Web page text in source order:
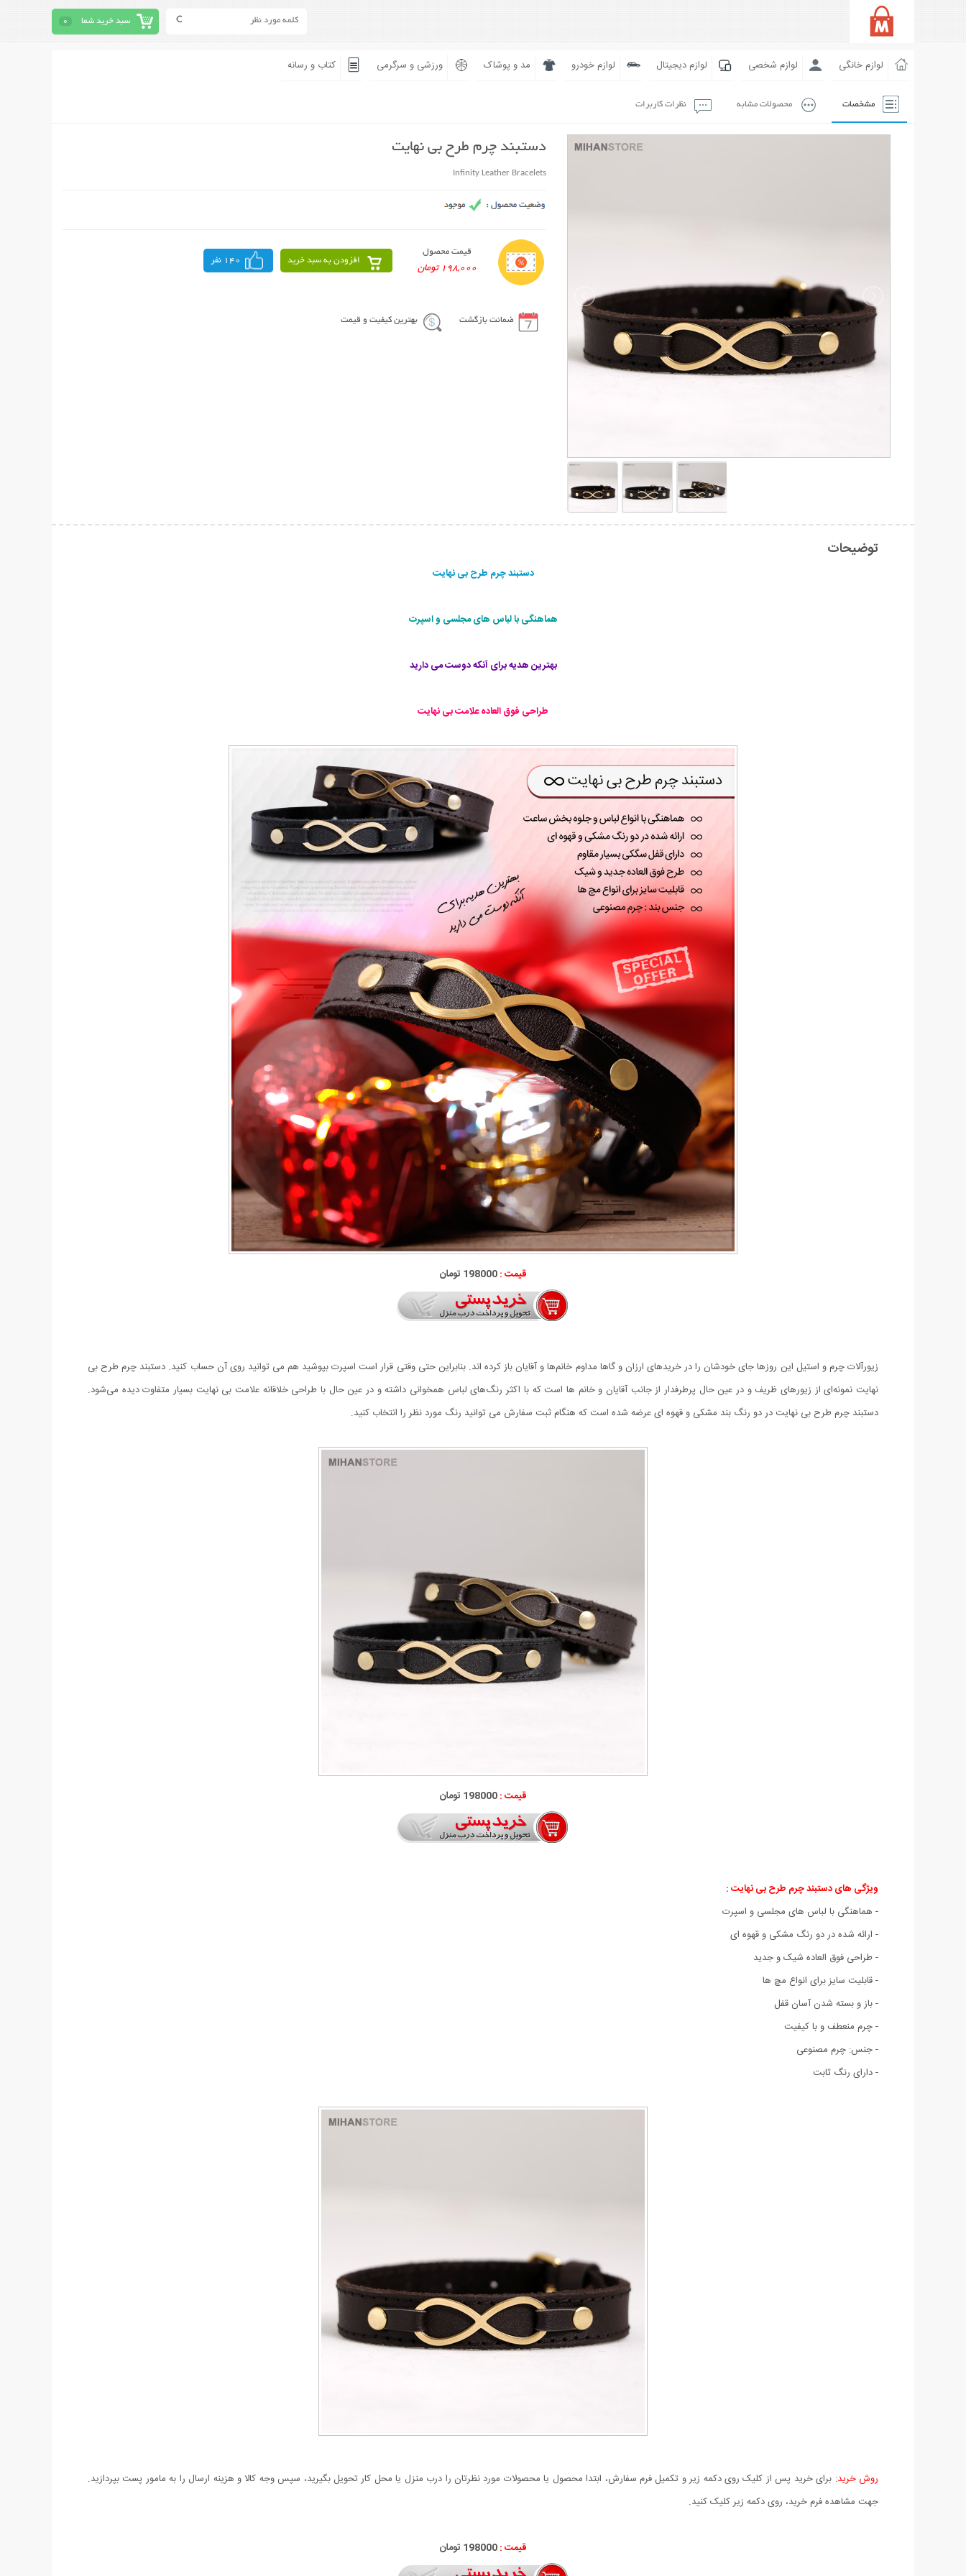
سبد خرید شما 0
لوازم خانگی لوازم شخصی لوازم دیجیتال لوازم خودرو مد و پوشاک ورزشی و سرگرمی کتاب و رسانه
مشخصات محصولات مشابه نظرات کاربرات
دستبند چرم طرح بی نهایت
Infinity Leather Bracelets
قیمت محصول
198,000 تومان
افزودن به سبد خرید 140 نفر
ضمانت بازگشت بهترین کیفیت و قیمت
توضیحات
دستبند چرم طرح بی نهایت
هماهنگی با لباس های مجلسی و اسپرت
بهترین هدیه برای آنکه دوست می دارید
طراحی فوق العاده علامت بی نهایت
قیمت :198000 تومان
زیورآلات چرم و استیل این روزها جای خودشان را در خریدهای ارزان و گاها مداوم خانم‌ها و آقایان باز کرده اند. بنابراین حتی وقتی قرار است اسپرت بپوشید هم می توانید روی آن حساب کنید. دستبند چرم طرح بی
نهایت نمونه‌ای از زیورهای ظریف و در عین حال پرطرفدار از جانب آقایان و خانم ها است که با اکثر رنگ‌های لباس همخوانی داشته و در عین حال با طراحی خلاقانه علامت بی نهایت بسیار متفاوت دیده می‌شود.
دستبند چرم طرح بی نهایت در دو رنگ بند مشکی و قهوه ای عرضه شده است که هنگام ثبت سفارش می توانید رنگ مورد نظر را انتخاب کنید.
قیمت :198000 تومان
ویژگی های دستبند چرم طرح بی نهایت:
- هماهنگی با لباس های مجلسی و اسپرت
- ارائه شده در دو رنگ مشکی و قهوه ای
- طراحی فوق العاده شيک و جديد
- قابلیت سایز برای انواع مچ ها
- باز و بسته شدن آسان قفل
- چرم منعطف و با کیفیت
- جنس: چرم مصنوعی
- دارای رنگ ثابت
روش خرید: برای خرید پس از کلیک روی دکمه زیر و تکمیل فرم سفارش، ابتدا محصول یا محصولات مورد نظرتان را درب منزل یا محل کار تحویل بگیرید، سپس وجه کالا و هزینه ارسال را به مامور پست بپردازید.
جهت مشاهده فرم خرید، روی دکمه زیر کلیک کنید.
قیمت :198000 تومان